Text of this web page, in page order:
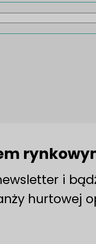
i
hurtowej